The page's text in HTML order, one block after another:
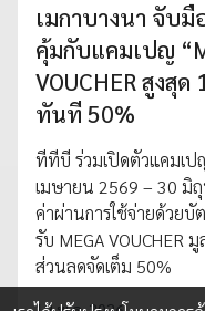
เมกาบางนา จับ
คุ้มกับแคมเปญ
VOUCHER สูงสุ
ทันที 50%
ทีทีบี ร่วมเปิดตัวแคมเป
เมษายน 2569 – 30 มิ
ค่าผ่านการใช้จ่ายด้วยบั
รับ MEGA VOUCHER
ส่วนลดจัดเต็ม 50%